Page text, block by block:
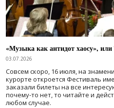
«Музыка как антидот хаосу»,
03.07.2026
Совсем скоро, 16 июля, на
курорте откроется Фестиваль
заказали билеты на все
почему-то нет, то читайте и
любом случае.